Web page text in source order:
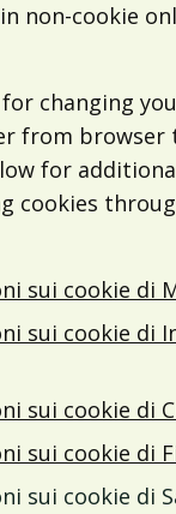
non-cookie
changing
from browser
for
cookies
sui cookie di
sui cookie di
sui cookie di
sui cookie di
sui cookie di